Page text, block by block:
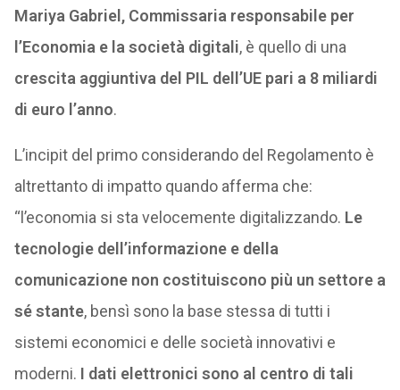
Mariya Gabriel, Commissaria responsabile per
l’Economia e la società digitali, è quello di una
crescita aggiuntiva del PIL dell’UE pari a 8 miliardi
di euro l’anno.
L’incipit del primo considerando del Regolamento è
altrettanto di impatto quando afferma che:
“l’economia si sta velocemente digitalizzando. Le
tecnologie dell’informazione e della
comunicazione non costituiscono più un settore a
sé stante, bensì sono la base stessa di tutti i
sistemi economici e delle società innovativi e
moderni. I dati elettronici sono al centro di tali